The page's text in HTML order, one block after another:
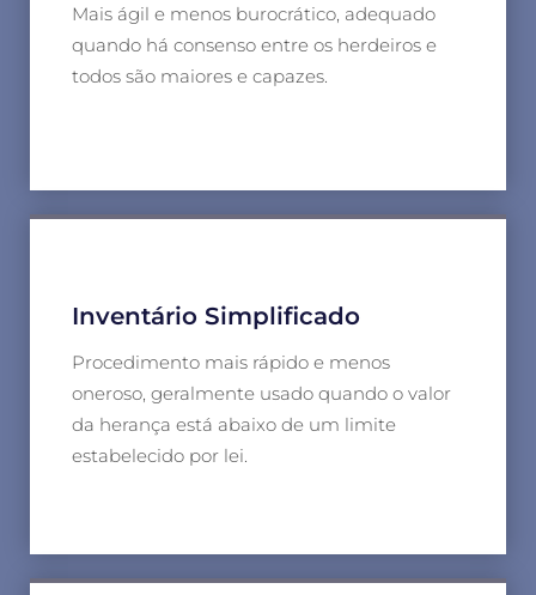
Mais ágil e menos burocrático, adequado
quando há consenso entre os herdeiros e
todos são maiores e capazes.
Inventário Simplificado
Procedimento mais rápido e menos
oneroso, geralmente usado quando o valor
da herança está abaixo de um limite
estabelecido por lei.